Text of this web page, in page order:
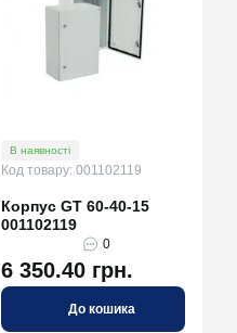
В наявності
Код товару: 001102119
Корпус GT 60-40-15
001102119
0
6 350.40 грн.
До кошика